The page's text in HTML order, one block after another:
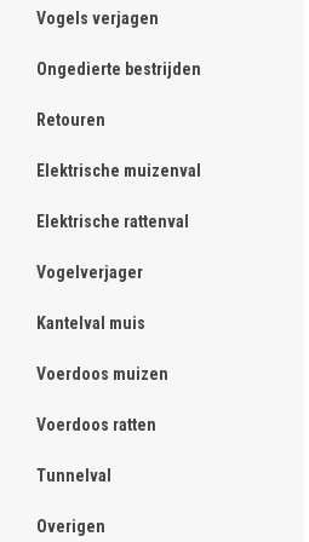
Vogels verjagen
Ongedierte bestrijden
Retouren
Elektrische muizenval
Elektrische rattenval
Vogelverjager
Kantelval muis
Voerdoos muizen
Voerdoos ratten
Tunnelval
Overigen
ghost
ghost
ghost
ghost
ghost
ghost
ghost
ghost
ghost
ghost
ghost